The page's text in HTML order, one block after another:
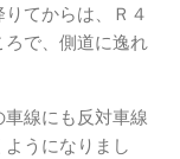
てからは、Ｒ４
で、側道に逸れ
線にも反対車線
うになりまし